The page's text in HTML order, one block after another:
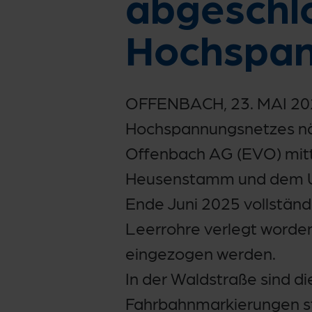
OFFENBACH, 23. MAI
Hochspannungsnetzes
Offenbach AG (EVO)
Heusenstamm und dem
Ende Juni 2025
Leerrohre verlegt
eingezogen werden.
In der Waldstraße sind
Fahrbahnmarkierungen